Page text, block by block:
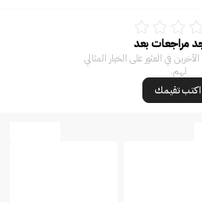
مراجعات بعد
في العثور على الخيار المثالي
لهم.
اكتب تقيمك